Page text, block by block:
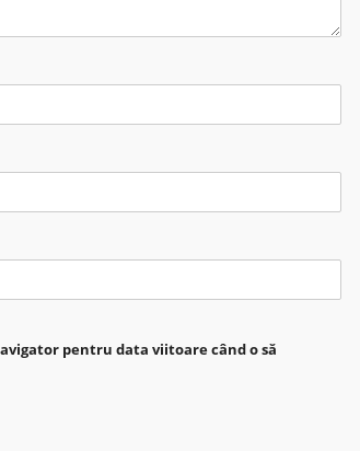
pentru data viitoare când o să